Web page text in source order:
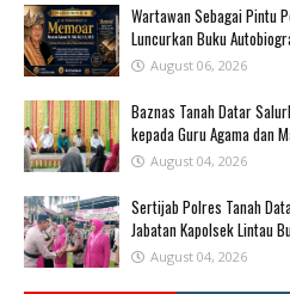
Wartawan Sebagai Pintu
Luncurkan Buku
August 06, 2026
Baznas Tanah Datar
kepada Guru Agama dan
August 04, 2026
Sertijab Polres Tanah
Jabatan Kapolsek Lintau
August 04, 2026